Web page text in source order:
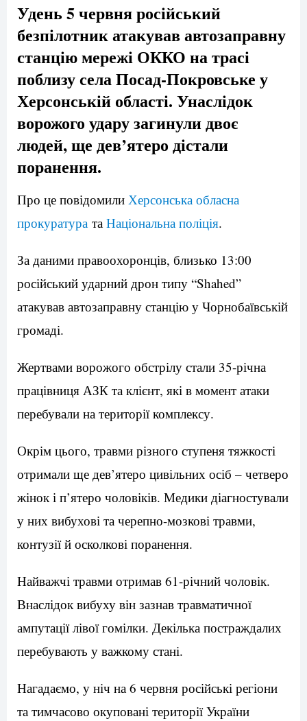
Удень 5 червня російський
безпілотник атакував автозаправну
станцію мережі ОККО на трасі
поблизу села Посад-Покровське у
Херсонській області. Унаслідок
ворожого удару загинули двоє
людей, ще дев’ятеро дістали
поранення.
Про це повідомили Херсонська обласна
прокуратура та Національна поліція.
За даними правоохоронців, близько 13:00
російський ударний дрон типу “Shahed”
атакував автозаправну станцію у Чорнобаївській
громаді.
Жертвами ворожого обстрілу стали 35-річна
працівниця АЗК та клієнт, які в момент атаки
перебували на території комплексу.
Окрім цього, травми різного ступеня тяжкості
отримали ще дев’ятеро цивільних осіб – четверо
жінок і п’ятеро чоловіків. Медики діагностували
у них вибухові та черепно-мозкові травми,
контузії й осколкові поранення.
Найважчі травми отримав 61-річний чоловік.
Внаслідок вибуху він зазнав травматичної
ампутації лівої гомілки. Декілька постраждалих
перебувають у важкому стані.
Нагадаємо, у ніч на 6 червня російські регіони
та тимчасово окуповані території України